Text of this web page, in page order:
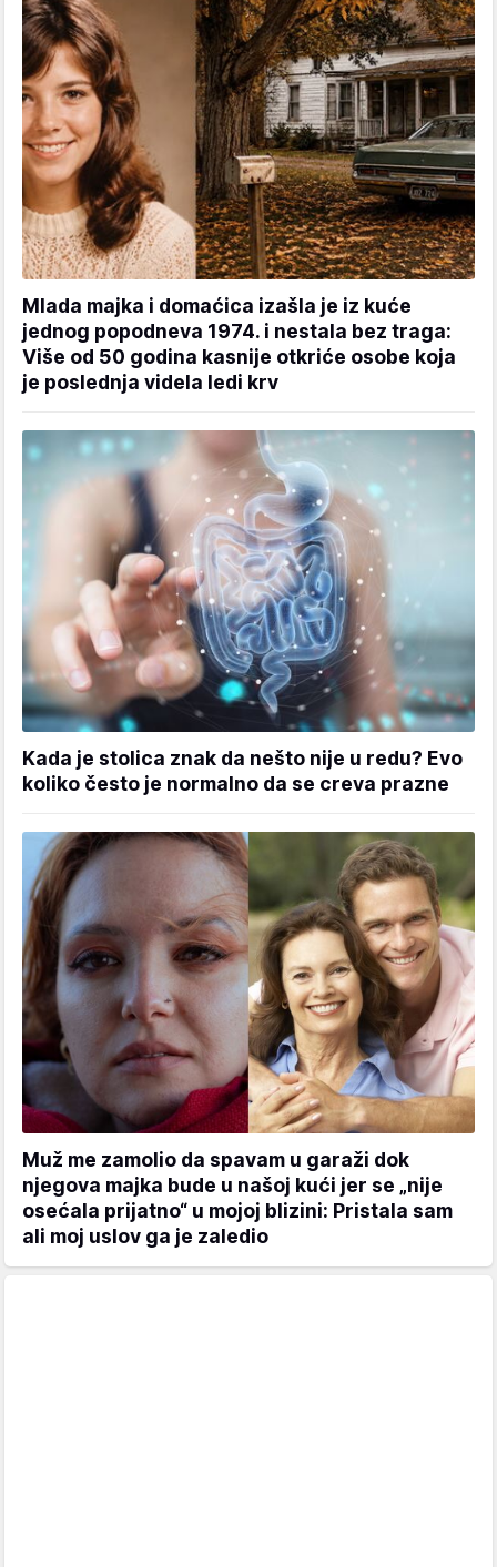
Mlada majka i domaćica izašla je iz kuće
jednog popodneva 1974. i nestala bez traga:
Više od 50 godina kasnije otkriće osobe koja
je poslednja videla ledi krv
Kada je stolica znak da nešto nije u redu? Evo
koliko često je normalno da se creva prazne
Muž me zamolio da spavam u garaži dok
njegova majka bude u našoj kući jer se „nije
osećala prijatno“ u mojoj blizini: Pristala sam
ali moj uslov ga je zaledio